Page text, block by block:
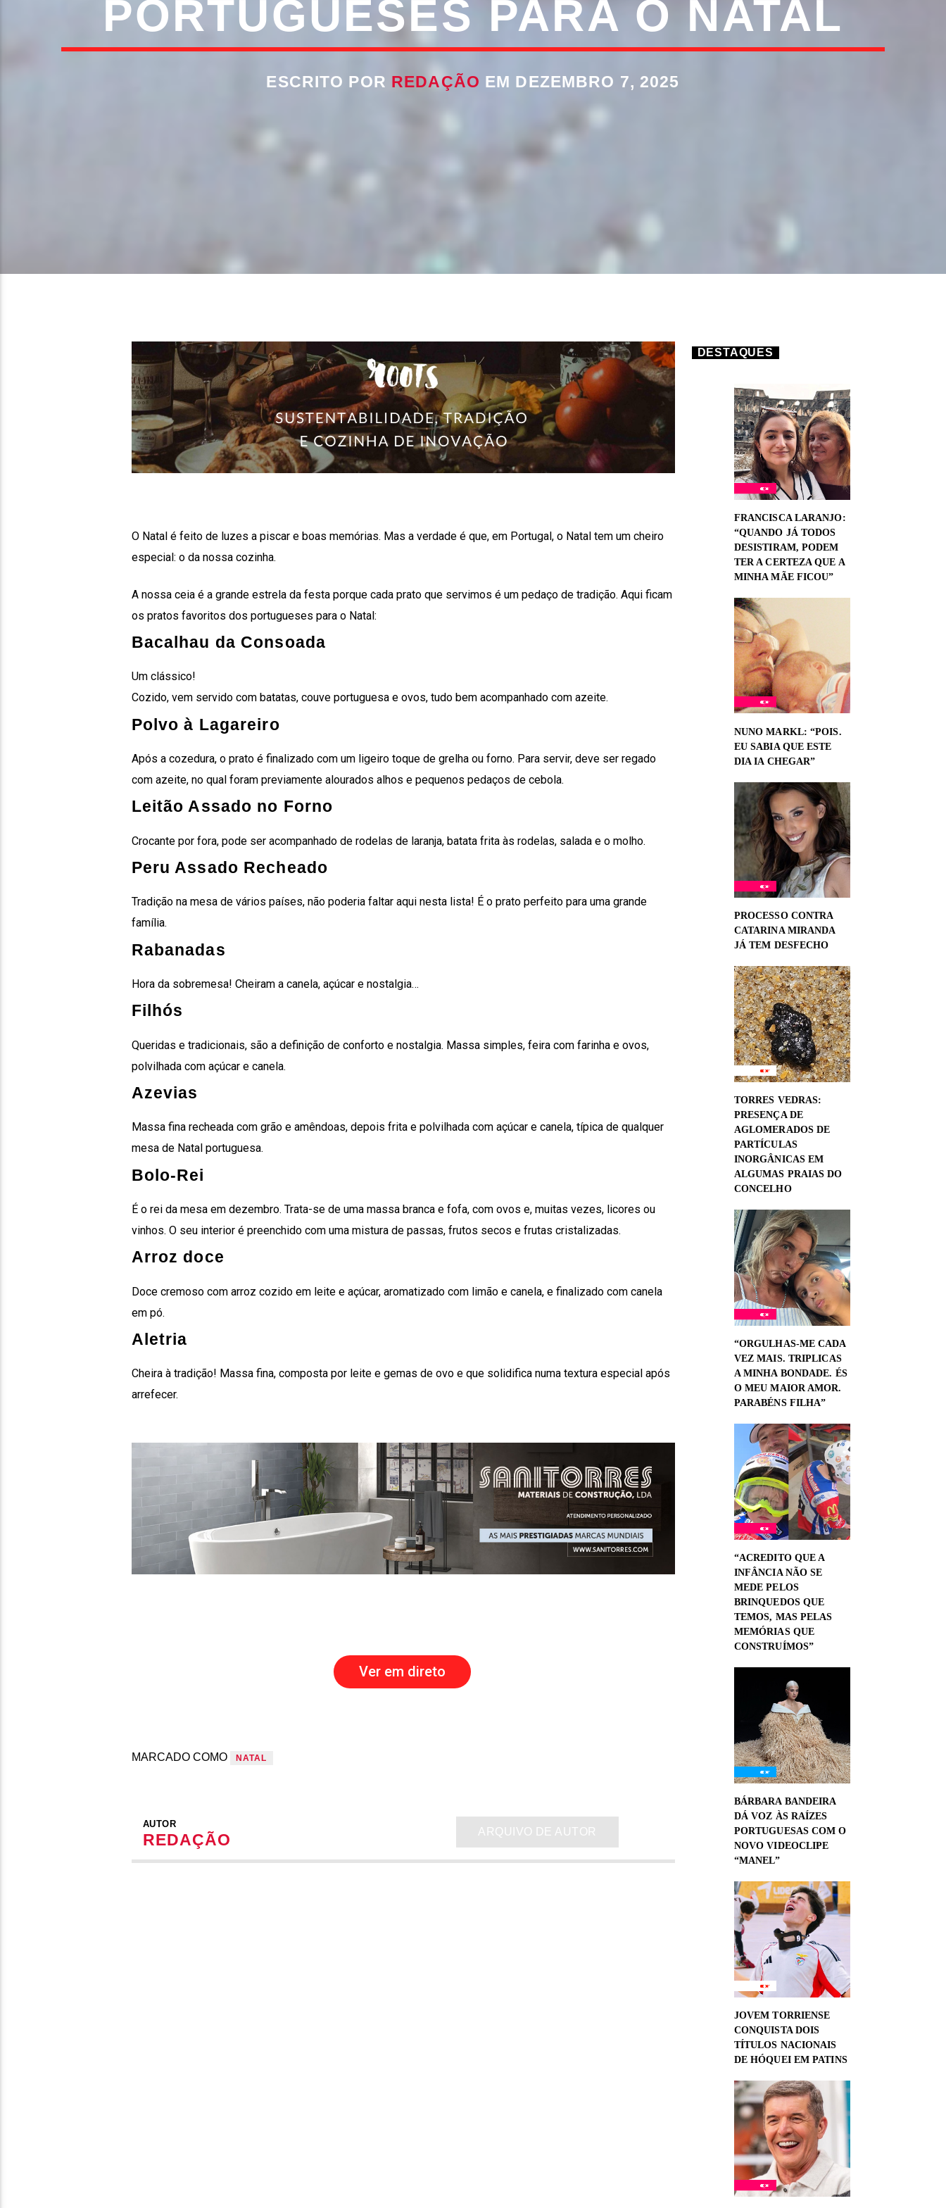
PORTUGUESES PARA O NATAL
ESCRITO POR REDAÇÃO EM DEZEMBRO 7, 2025
O Natal é feito de luzes a piscar e boas memórias. Mas a verdade é que, em Portugal, o Natal tem um cheiro
especial: o da nossa cozinha.
A nossa ceia é a grande estrela da festa porque cada prato que servimos é um pedaço de tradição. Aqui ficam
os pratos favoritos dos portugueses para o Natal:
Bacalhau da Consoada
Um clássico!
Cozido, vem servido com batatas, couve portuguesa e ovos, tudo bem acompanhado com azeite.
Polvo à Lagareiro
Após a cozedura, o prato é finalizado com um ligeiro toque de grelha ou forno. Para servir, deve ser regado
com azeite, no qual foram previamente alourados alhos e pequenos pedaços de cebola.
Leitão Assado no Forno
Crocante por fora, pode ser acompanhado de rodelas de laranja, batata frita às rodelas, salada e o molho.
Peru Assado Recheado
Tradição na mesa de vários países, não poderia faltar aqui nesta lista! É o prato perfeito para uma grande
família.
Rabanadas
Hora da sobremesa! Cheiram a canela, açúcar e nostalgia…
Filhós
Queridas e tradicionais, são a definição de conforto e nostalgia. Massa simples, feira com farinha e ovos,
polvilhada com açúcar e canela.
Azevias
Massa fina recheada com grão e amêndoas, depois frita e polvilhada com açúcar e canela, típica de qualquer
mesa de Natal portuguesa.
Bolo-Rei
É o rei da mesa em dezembro. Trata-se de uma massa branca e fofa, com ovos e, muitas vezes, licores ou
vinhos. O seu interior é preenchido com uma mistura de passas, frutos secos e frutas cristalizadas.
Arroz doce
Doce cremoso com arroz cozido em leite e açúcar, aromatizado com limão e canela, e finalizado com canela
em pó.
Aletria
Cheira à tradição! Massa fina, composta por leite e gemas de ovo e que solidifica numa textura especial após
arrefecer.
Ver em direto
MARCADO COMO NATAL
AUTOR
REDAÇÃO
ARQUIVO DE AUTOR
DESTAQUES
FRANCISCA LARANJO:
“QUANDO JÁ TODOS
DESISTIRAM, PODEM
TER A CERTEZA QUE A
MINHA MÃE FICOU”
NUNO MARKL: “POIS.
EU SABIA QUE ESTE
DIA IA CHEGAR”
PROCESSO CONTRA
CATARINA MIRANDA
JÁ TEM DESFECHO
TORRES VEDRAS:
PRESENÇA DE
AGLOMERADOS DE
PARTÍCULAS
INORGÂNICAS EM
ALGUMAS PRAIAS DO
CONCELHO
“ORGULHAS-ME CADA
VEZ MAIS. TRIPLICAS
A MINHA BONDADE. ÉS
O MEU MAIOR AMOR.
PARABÉNS FILHA”
“ACREDITO QUE A
INFÂNCIA NÃO SE
MEDE PELOS
BRINQUEDOS QUE
TEMOS, MAS PELAS
MEMÓRIAS QUE
CONSTRUÍMOS”
BÁRBARA BANDEIRA
DÁ VOZ ÀS RAÍZES
PORTUGUESAS COM O
NOVO VIDEOCLIPE
“MANEL”
JOVEM TORRIENSE
CONQUISTA DOIS
TÍTULOS NACIONAIS
DE HÓQUEI EM PATINS